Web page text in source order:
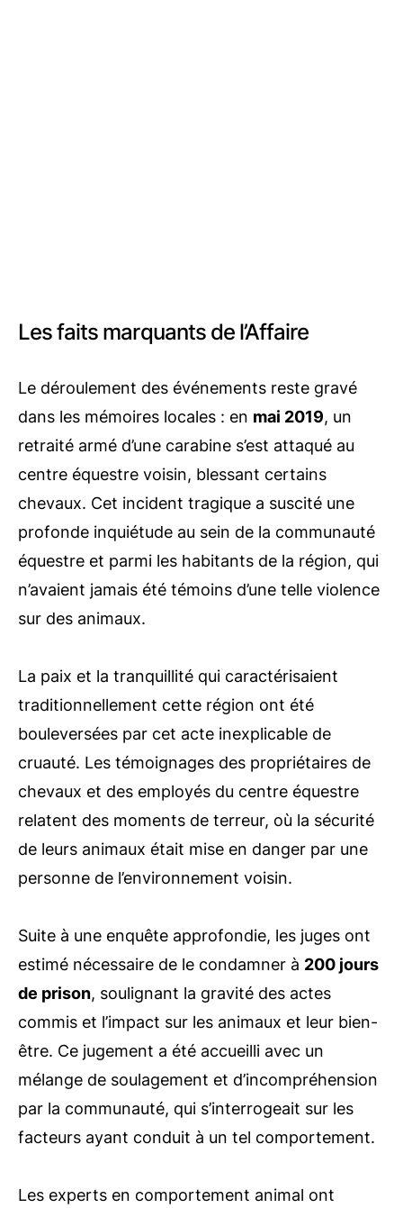
Les faits marquants de l’Affaire
Le déroulement des événements reste gravé
dans les mémoires locales : en mai 2019, un
retraité armé d’une carabine s’est attaqué au
centre équestre voisin, blessant certains
chevaux. Cet incident tragique a suscité une
profonde inquiétude au sein de la communauté
équestre et parmi les habitants de la région, qui
n’avaient jamais été témoins d’une telle violence
sur des animaux.
La paix et la tranquillité qui caractérisaient
traditionnellement cette région ont été
bouleversées par cet acte inexplicable de
cruauté. Les témoignages des propriétaires de
chevaux et des employés du centre équestre
relatent des moments de terreur, où la sécurité
de leurs animaux était mise en danger par une
personne de l’environnement voisin.
Suite à une enquête approfondie, les juges ont
estimé nécessaire de le condamner à 200 jours
de prison, soulignant la gravité des actes
commis et l’impact sur les animaux et leur bien-
être. Ce jugement a été accueilli avec un
mélange de soulagement et d’incompréhension
par la communauté, qui s’interrogeait sur les
facteurs ayant conduit à un tel comportement.
Les experts en comportement animal ont